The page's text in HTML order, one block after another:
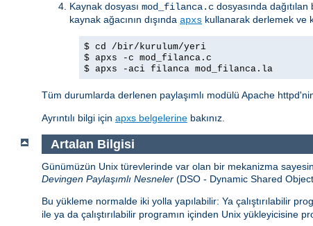
Kaynak dosyası mod_filanca.c dosyasında dağıtılan
kaynak ağacının dışında apxs kullanarak derlemek ve
$ cd /bir/kurulum/yeri
$ apxs -c mod_filanca.c
$ apxs -aci filanca mod_filanca.la
Tüm durumlarda derlenen paylaşımlı modülü Apache
Ayrıntılı bilgi için apxs belgelerine bakınız.
Artalan Bilgisi
Günümüzün Unix türevlerinde var olan bir mekanizma
Devingen Paylaşımlı Nesneler (DSO - Dynamic Shared
Bu yükleme normalde iki yolla yapılabilir: Ya çalıştırılabilir
ile ya da çalıştırılabilir programın içinden Unix yükleyicisine